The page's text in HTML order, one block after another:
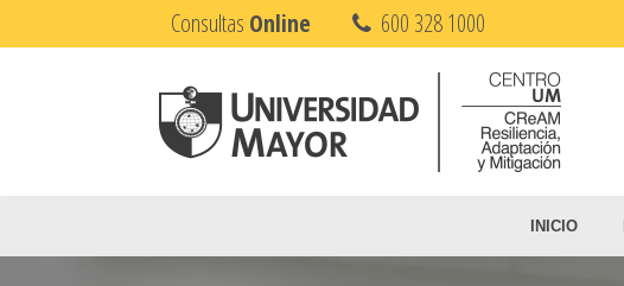
Consultas Online 600 328 1000
INICIO